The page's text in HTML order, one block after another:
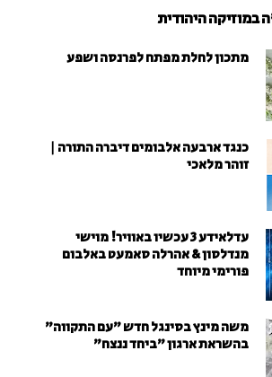
היהודית
מתכון לחלת מפתח לפרנסה ושפע
כנגד ארבעה אלבומים דיברה התורה |
זוהר מלאכי
עדלאידע 3 עכשיו באוויר! מוישי
מנדלסון & אהרלה סאמעט באלבום
פורימי מיוחד
משה מינץ בסינגל חדש ״עם התקווה״
בהשראת ארגון "ביחד ננצח"